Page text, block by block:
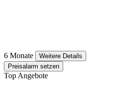
6 Monate
Weitere Details
Preisalarm setzen
Top Angebote